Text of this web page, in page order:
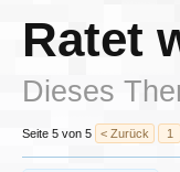
Ratet
Dieses
Seite 5 von 5 < Zurück 1